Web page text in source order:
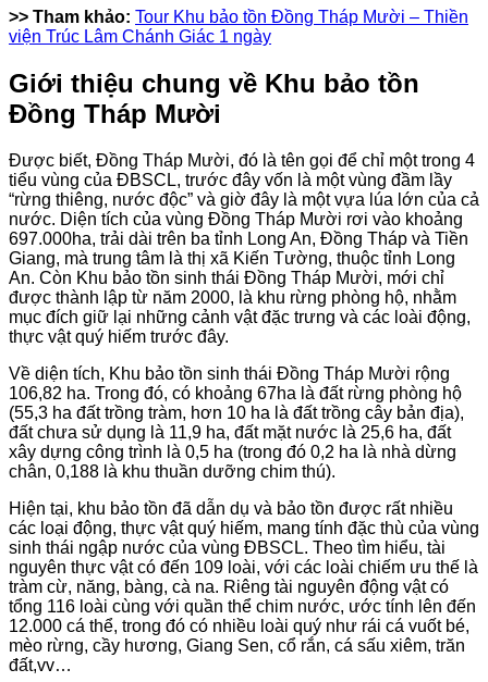
>> Tham khảo: Tour Khu bảo tồn Đồng Tháp Mười – Thiền
viện Trúc Lâm Chánh Giác 1 ngày
Giới thiệu chung về Khu bảo tồn
Đồng Tháp Mười
Được biết, Đồng Tháp Mười, đó là tên gọi để chỉ một trong 4
tiểu vùng của ĐBSCL, trước đây vốn là một vùng đầm lầy
“rừng thiêng, nước độc” và giờ đây là một vựa lúa lớn của cả
nước. Diện tích của vùng Đồng Tháp Mười rơi vào khoảng
697.000ha, trải dài trên ba tỉnh Long An, Đồng Tháp và Tiền
Giang, mà trung tâm là thị xã Kiến Tường, thuộc tỉnh Long
An. Còn Khu bảo tồn sinh thái Đồng Tháp Mười, mới chỉ
được thành lập từ năm 2000, là khu rừng phòng hộ, nhằm
mục đích giữ lại những cảnh vật đặc trưng và các loài động,
thực vật quý hiếm trước đây.
Về diện tích, Khu bảo tồn sinh thái Đồng Tháp Mười rộng
106,82 ha. Trong đó, có khoảng 67ha là đất rừng phòng hộ
(55,3 ha đất trồng tràm, hơn 10 ha là đất trồng cây bản địa),
đất chưa sử dụng là 11,9 ha, đất mặt nước là 25,6 ha, đất
xây dựng công trình là 0,5 ha (trong đó 0,2 ha là nhà dừng
chân, 0,188 là khu thuần dưỡng chim thú).
Hiện tại, khu bảo tồn đã dẫn dụ và bảo tồn được rất nhiều
các loại động, thực vật quý hiếm, mang tính đặc thù của vùng
sinh thái ngập nước của vùng ĐBSCL. Theo tìm hiểu, tài
nguyên thực vật có đến 109 loài, với các loài chiếm ưu thế là
tràm cừ, năng, bàng, cà na. Riêng tài nguyên động vật có
tổng 116 loài cùng với quần thể chim nước, ước tính lên đến
12.000 cá thể, trong đó có nhiều loài quý như rái cá vuốt bé,
mèo rừng, cầy hương, Giang Sen, cổ rắn, cá sấu xiêm, trăn
đất,vv…